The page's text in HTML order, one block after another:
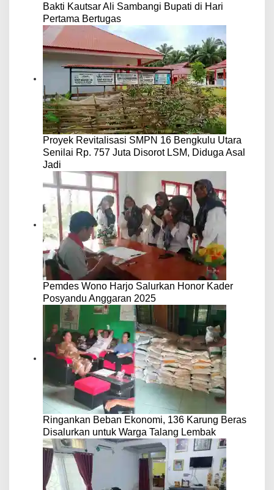
Bakti Kautsar Ali Sambangi Bupati di Hari
Pertama Bertugas
Proyek Revitalisasi SMPN 16 Bengkulu Utara
Senilai Rp. 757 Juta Disorot LSM, Diduga Asal
Jadi
Pemdes Wono Harjo Salurkan Honor Kader
Posyandu Anggaran 2025
Ringankan Beban Ekonomi, 136 Karung Beras
Disalurkan untuk Warga Talang Lembak